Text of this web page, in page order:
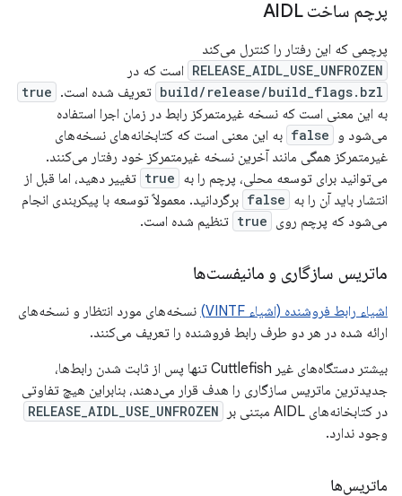
پرچم ساخت AIDL
پرچمی که این رفتار را کنترل می‌کند
RELEASE_AIDL_USE_UNFROZEN است که در
build/release/build_flags.bzl تعریف شده است. true
به این معنی است که نسخه غیرمتمرکز رابط در زمان اجرا استفاده
می‌شود و
false به این معنی است که کتابخانه‌های نسخه‌های
غیرمتمرکز همگی مانند آخرین نسخه غیرمتمرکز خود رفتار می‌کنند.
می‌توانید برای توسعه محلی، پرچم را به true تغییر دهید، اما قبل از
انتشار باید آن را به false برگردانید. معمولاً توسعه با پیکربندی انجام
می‌شود که پرچم روی true تنظیم شده است.
ماتریس سازگاری و مانیفست‌ها
اشیاء رابط فروشنده (اشیاء VINTF)
نسخه‌های مورد انتظار و نسخه‌های
ارائه شده در هر دو طرف رابط فروشنده را تعریف می‌کنند.
بیشتر دستگاه‌های غیر Cuttlefish تنها پس از ثابت شدن رابط‌ها،
جدیدترین ماتریس سازگاری را هدف قرار می‌دهند، بنابراین هیچ تفاوتی
در کتابخانه‌های AIDL مبتنی بر
RELEASE_AIDL_USE_UNFROZEN
وجود ندارد.
ماتریس‌ها